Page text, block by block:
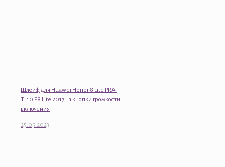
Шлейф для Huawei Honor 8 Lite PRA-
TL10 P8 Lite 2017 на кнопки громкости
включения
25.05.2023